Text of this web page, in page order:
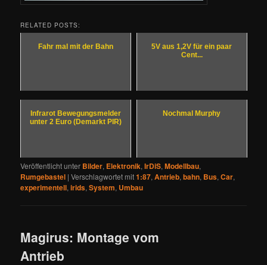
RELATED POSTS:
Fahr mal mit der Bahn
5V aus 1,2V für ein paar
Cent...
Infrarot Bewegungsmelder
unter 2 Euro (Demarkt PIR)
Nochmal Murphy
Veröffentlicht unter Bilder, Elektronik,IrDiS,Modellbau,
Rumgebastel |Verschlagwortet mit1:87,Antrieb,bahn, Bus,Car,
experimentell,irids,System, Umbau
Magirus: Montage vom
Antrieb